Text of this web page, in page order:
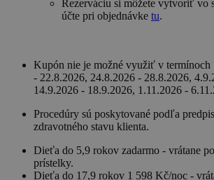
Rezerváciu si môžete vytvoriť vo
účte pri objednávke tu.
Kupón nie je možné využiť v termínoch
- 22.8.2026, 24.8.2026 - 28.8.2026,
14.9.2026 - 18.9.2026, 1.11.2026 -
Procedúry sú poskytované podľa
zdravotného stavu klienta.
Dieťa do 5,9 rokov zadarmo - vrátane
prístelky.
Dieťa do 17,9 rokov 1 598 Kč/noc -